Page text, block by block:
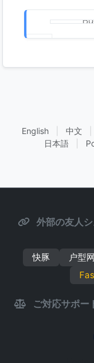
English 中文
日本語
外部の友人
快豚 户型网
ご対応サポー